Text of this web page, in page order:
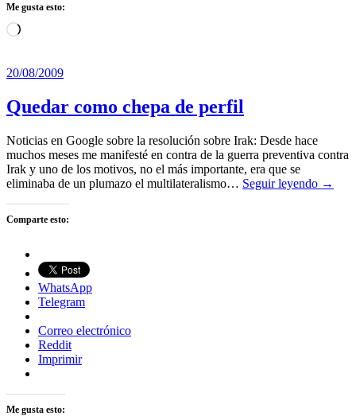
Me gusta esto:
Cargando...
20/08/2009
Quedar como chepa de perfil
Noticias en Google sobre la resolución sobre Irak: Desde hace
muchos meses me manifesté en contra de la guerra preventiva contra
Irak y uno de los motivos, no el más importante, era que se
eliminaba de un plumazo el multilateralismo… Seguir leyendo →
Comparte esto:
WhatsApp
Telegram
Correo electrónico
Reddit
Imprimir
Me gusta esto: